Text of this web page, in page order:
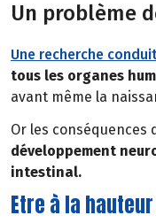
Un problème
Une recherche
tous les organes
avant même la
Or les
développement
intestinal.
Etre à la